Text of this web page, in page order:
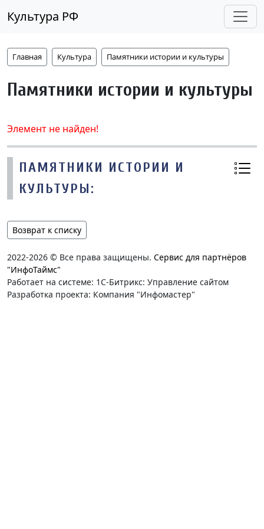
Культура РФ
Главная Культура Памятники истории и культуры
Памятники истории и культуры
Элемент не найден!
ПАМЯТНИКИ ИСТОРИИ И
КУЛЬТУРЫ:
Возврат к списку
2022-2026 © Все права защищены. Сервис для партнёров
"ИнфоТаймс"
Работает на системе: 1С-Битрикс: Управление сайтом
Разработка проекта: Компания "Инфомастер"